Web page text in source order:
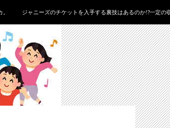
ジャニーズのチケットを入手する裏技はあるのか!?一定の